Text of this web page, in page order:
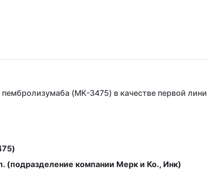
(MK-3475) в качестве первой
компании Мерк и Ко., Инк)